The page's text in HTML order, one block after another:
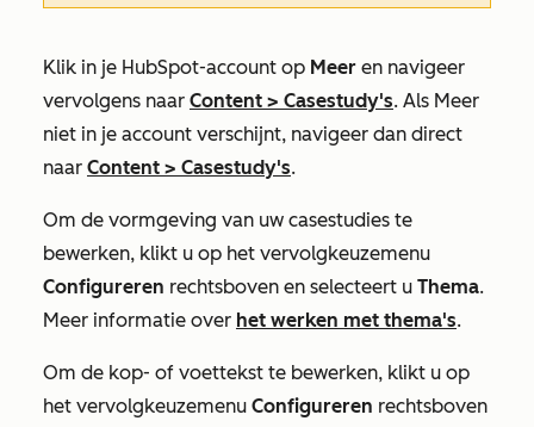
Klik in je HubSpot-account op Meer en navigeer
vervolgens naar Content > Casestudy's. Als Meer
niet in je account verschijnt, navigeer dan direct
naar Content > Casestudy's.
Om de vormgeving van uw casestudies te
bewerken, klikt u op het vervolgkeuzemenu
Configureren rechtsboven en selecteert u Thema.
Meer informatie over het werken met thema's.
Om de kop- of voettekst te bewerken, klikt u op
het vervolgkeuzemenu Configureren rechtsboven